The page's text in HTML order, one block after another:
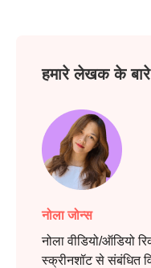
हमारे लेखक के
नोला जोन्स
नोला वीडियो/ऑडियो
स्क्रीनशॉट से संबंधित